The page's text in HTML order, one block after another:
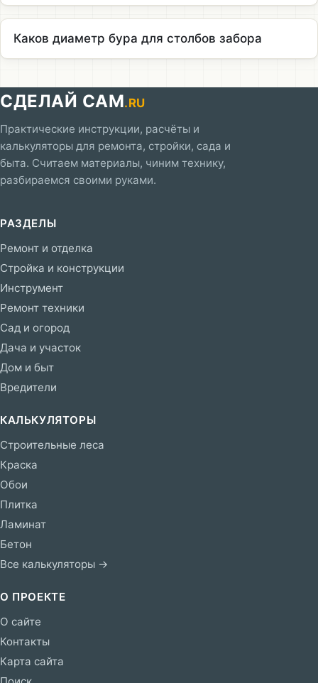
Каков диаметр бура для столбов забора
СДЕЛАЙ САМ.RU
Практические инструкции, расчёты и
калькуляторы для ремонта, стройки, сада и
быта. Считаем материалы, чиним технику,
разбираемся своими руками.
РАЗДЕЛЫ
Ремонт и отделка
Стройка и конструкции
Инструмент
Ремонт техники
Сад и огород
Дача и участок
Дом и быт
Вредители
КАЛЬКУЛЯТОРЫ
Строительные леса
Краска
Обои
Плитка
Ламинат
Бетон
Все калькуляторы →
О ПРОЕКТЕ
О сайте
Контакты
Карта сайта